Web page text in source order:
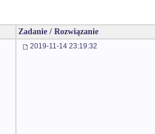
Zadanie / Rozwiązanie
2019-11-14 23:19:32